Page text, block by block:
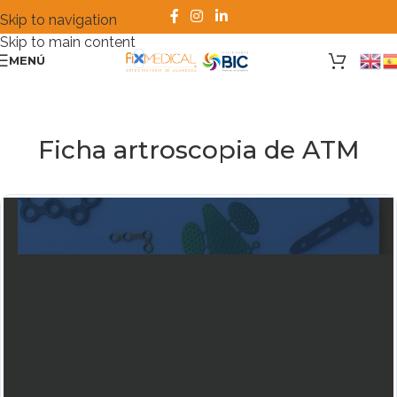
Skip to navigation
Skip to main content
MENÚ
Ficha artroscopia de ATM